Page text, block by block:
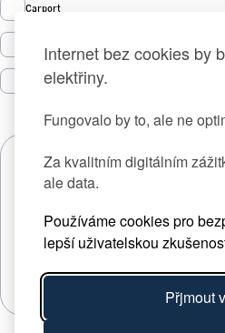
Internet bez cookies by
elektřiny.
Fungovalo by to, ale ne
Za kvalitním digitálním
ale data.
Používáme cookies pro
lepší uživatelskou
Přjmout
Carport
Prodej zelené energie